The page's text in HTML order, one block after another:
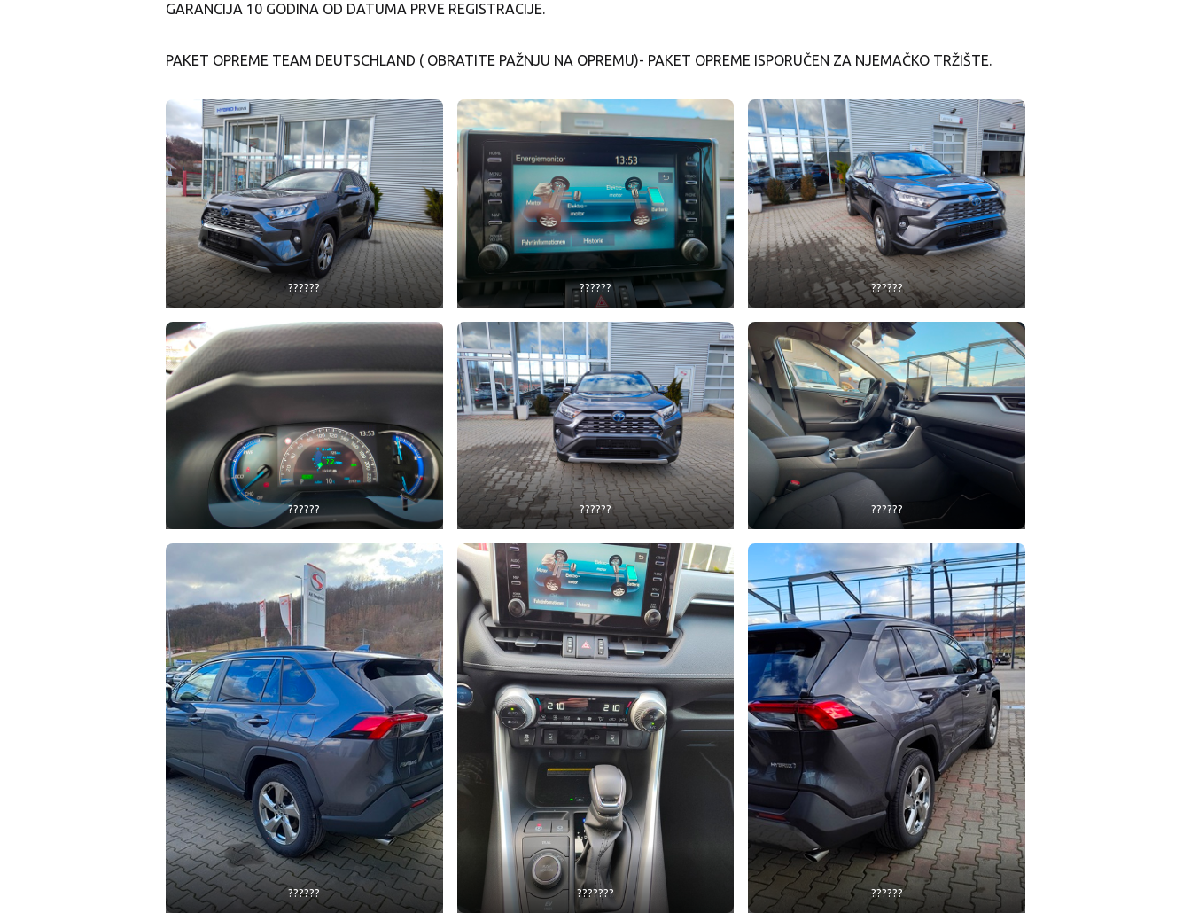
GARANCIJA 10 GODINA OD DATUMA PRVE REGISTRACIJE.
PAKET OPREME TEAM DEUTSCHLAND ( OBRATITE PAŽNJU NA OPREMU)- PAKET OPREME ISPORUČEN ZA NJEMAČKO TRŽIŠTE.
?????? ?????? ??????
?????? ?????? ??????
?????? ??????? ??????